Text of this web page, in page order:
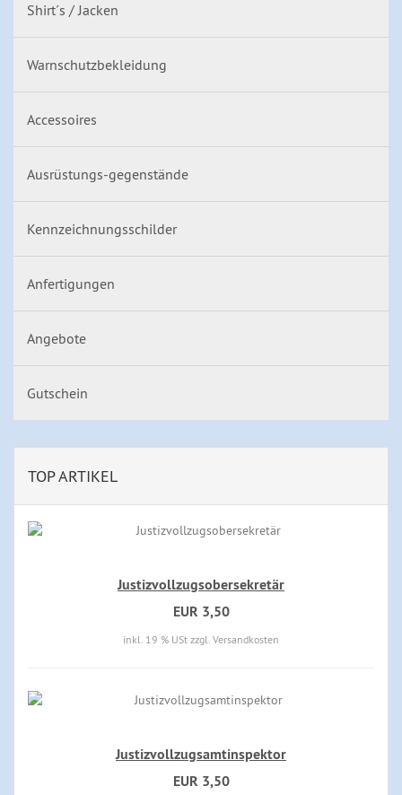
Shirt´s / Jacken
Warnschutzbekleidung
Accessoires
Ausrüstungs-gegenstände
Kennzeichnungsschilder
Anfertigungen
Angebote
Gutschein
TOP ARTIKEL
Justizvollzugsobersekretär
EUR 3,50
inkl. 19 % USt zzgl. Versandkosten
Justizvollzugsamtinspektor
EUR 3,50